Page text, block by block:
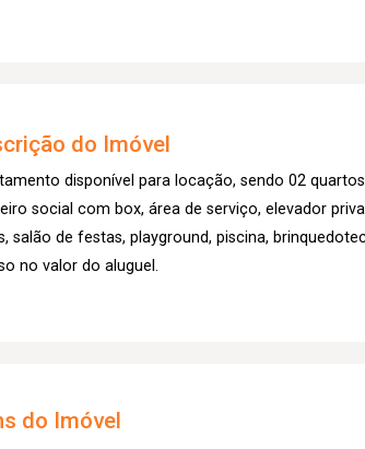
do Imóvel
disponível para locação, sendo 02
social com box, área de serviço, elevador
salão de festas, playground, piscina,
no valor do aluguel.
do Imóvel